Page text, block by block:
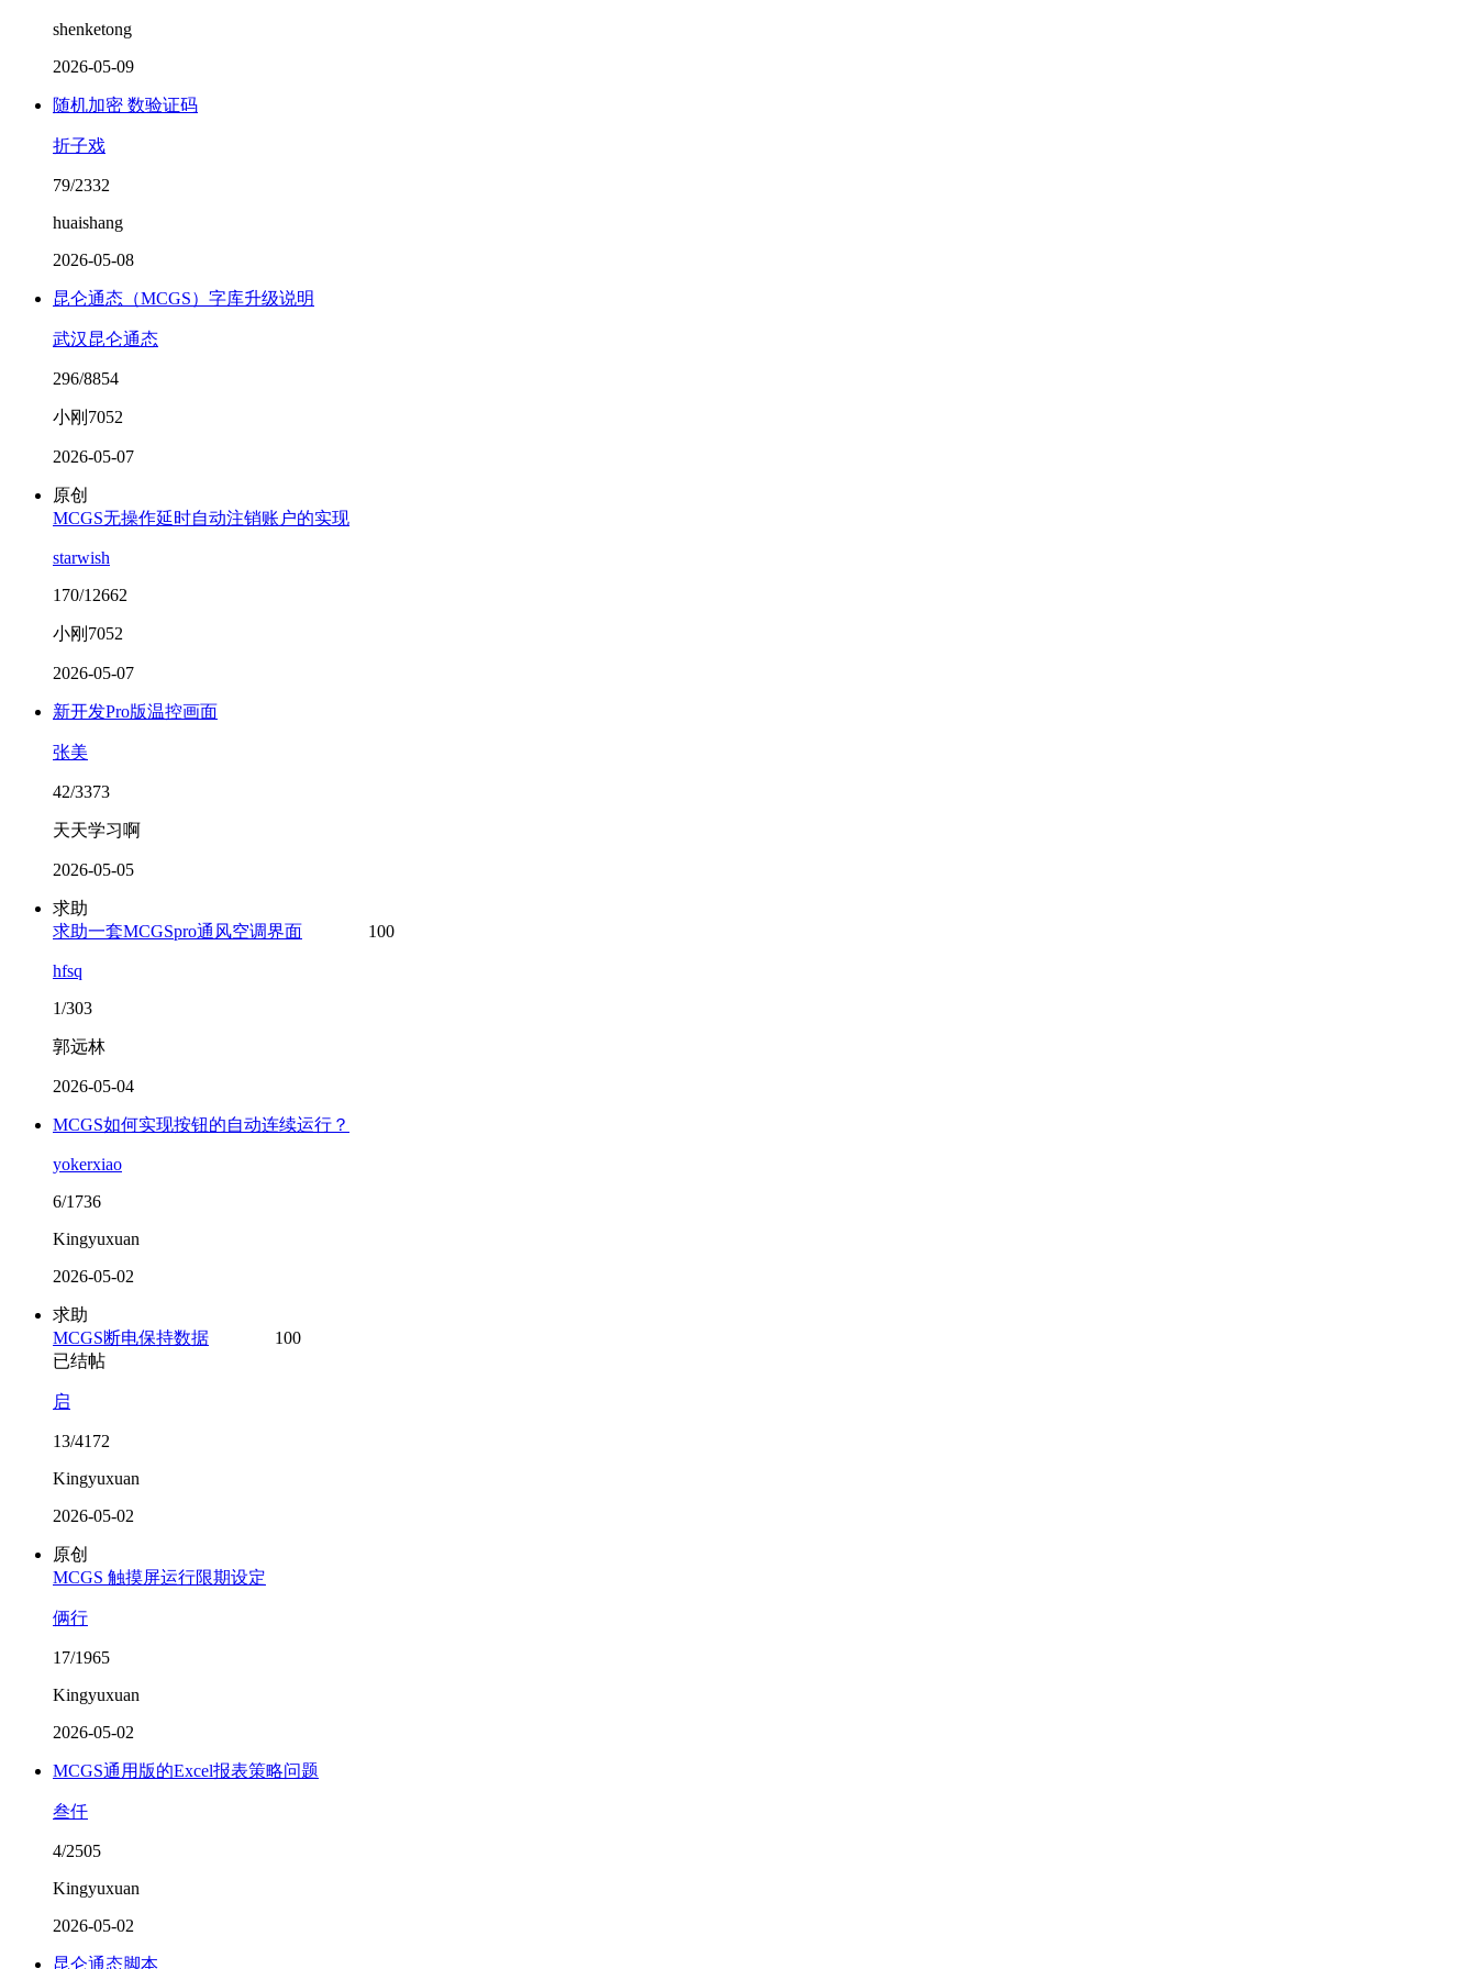
shenketong
2026-05-09
随机加密 数验证码
折子戏
79/2332
huaishang
2026-05-08
昆仑通态（MCGS）字库升级说明
武汉昆仑通态
296/8854
小刚7052
2026-05-07
原创
MCGS无操作延时自动注销账户的实现
starwish
170/12662
小刚7052
2026-05-07
新开发Pro版温控画面
张美
42/3373
天天学习啊
2026-05-05
求助
求助一套MCGSpro通风空调界面
100
hfsq
1/303
郭远林
2026-05-04
MCGS如何实现按钮的自动连续运行？
yokerxiao
6/1736
Kingyuxuan
2026-05-02
求助
MCGS断电保持数据
100
已结帖
启
13/4172
Kingyuxuan
2026-05-02
原创
MCGS 触摸屏运行限期设定
俩行
17/1965
Kingyuxuan
2026-05-02
MCGS通用版的Excel报表策略问题
叁仟
4/2505
Kingyuxuan
2026-05-02
昆仑通态脚本